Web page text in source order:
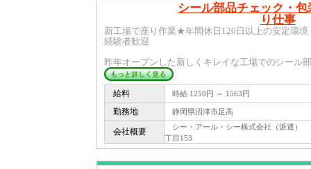
シール部品チェック・
り仕事
新工場で座り作業★年間休日120日以上の安定環境
経験者歓迎
昨年オープンした新しくキレイな工場でのシール
給料 時給 1250円 ～ 1563円
勤務地 静岡県沼津市足高
会社概要
シー・アール・シー株式会社（派遣
丁目153